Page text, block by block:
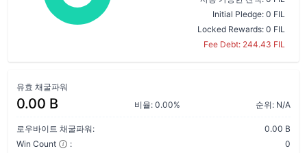
Initial Pledge: 0 FIL
Locked Rewards: 0 FIL
Fee Debt: 244.43 FIL
유효 채굴파워
0.00 B 비율: 0.00% 순위: N/A
로우바이트 채굴파워:
0.00 B
Win Count
:
0